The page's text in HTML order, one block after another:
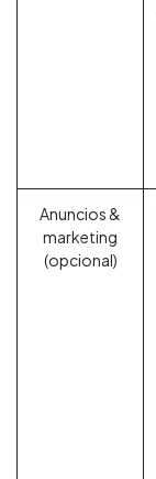
Anuncios &
marketing
(opcional)